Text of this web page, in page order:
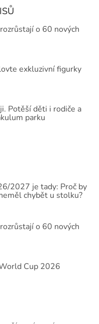
o 60 nových
exkluzivní figurky
Potěší děti i rodiče a
parku
2027 je tady: Proč by
chybět u stolku?
o 60 nových
Cup 2026